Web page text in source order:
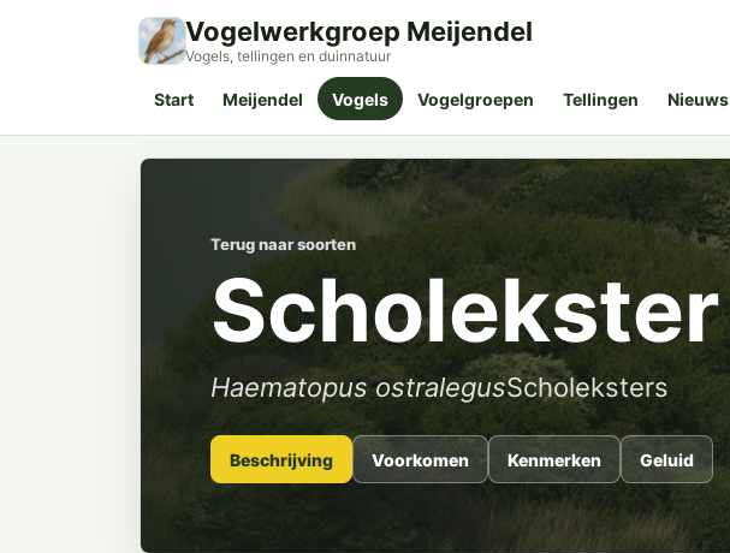
Vogelwerkgroep Meijendel
Vogels, tellingen en duinnatuur
Start Meijendel Vogels Vogelgroepen Tellingen Nieuws
Terug naar soorten
Scholekster
Haematopus ostralegusScholeksters
Beschrijving Voorkomen Kenmerken Geluid